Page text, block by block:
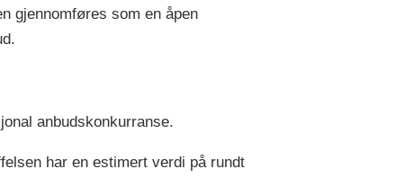
gjennomføres som en åpen
anbudskonkurranse.
har en estimert verdi på rundt